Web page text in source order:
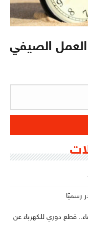
الصيفي
رسميًا
قطع دوري للكهرباء عن